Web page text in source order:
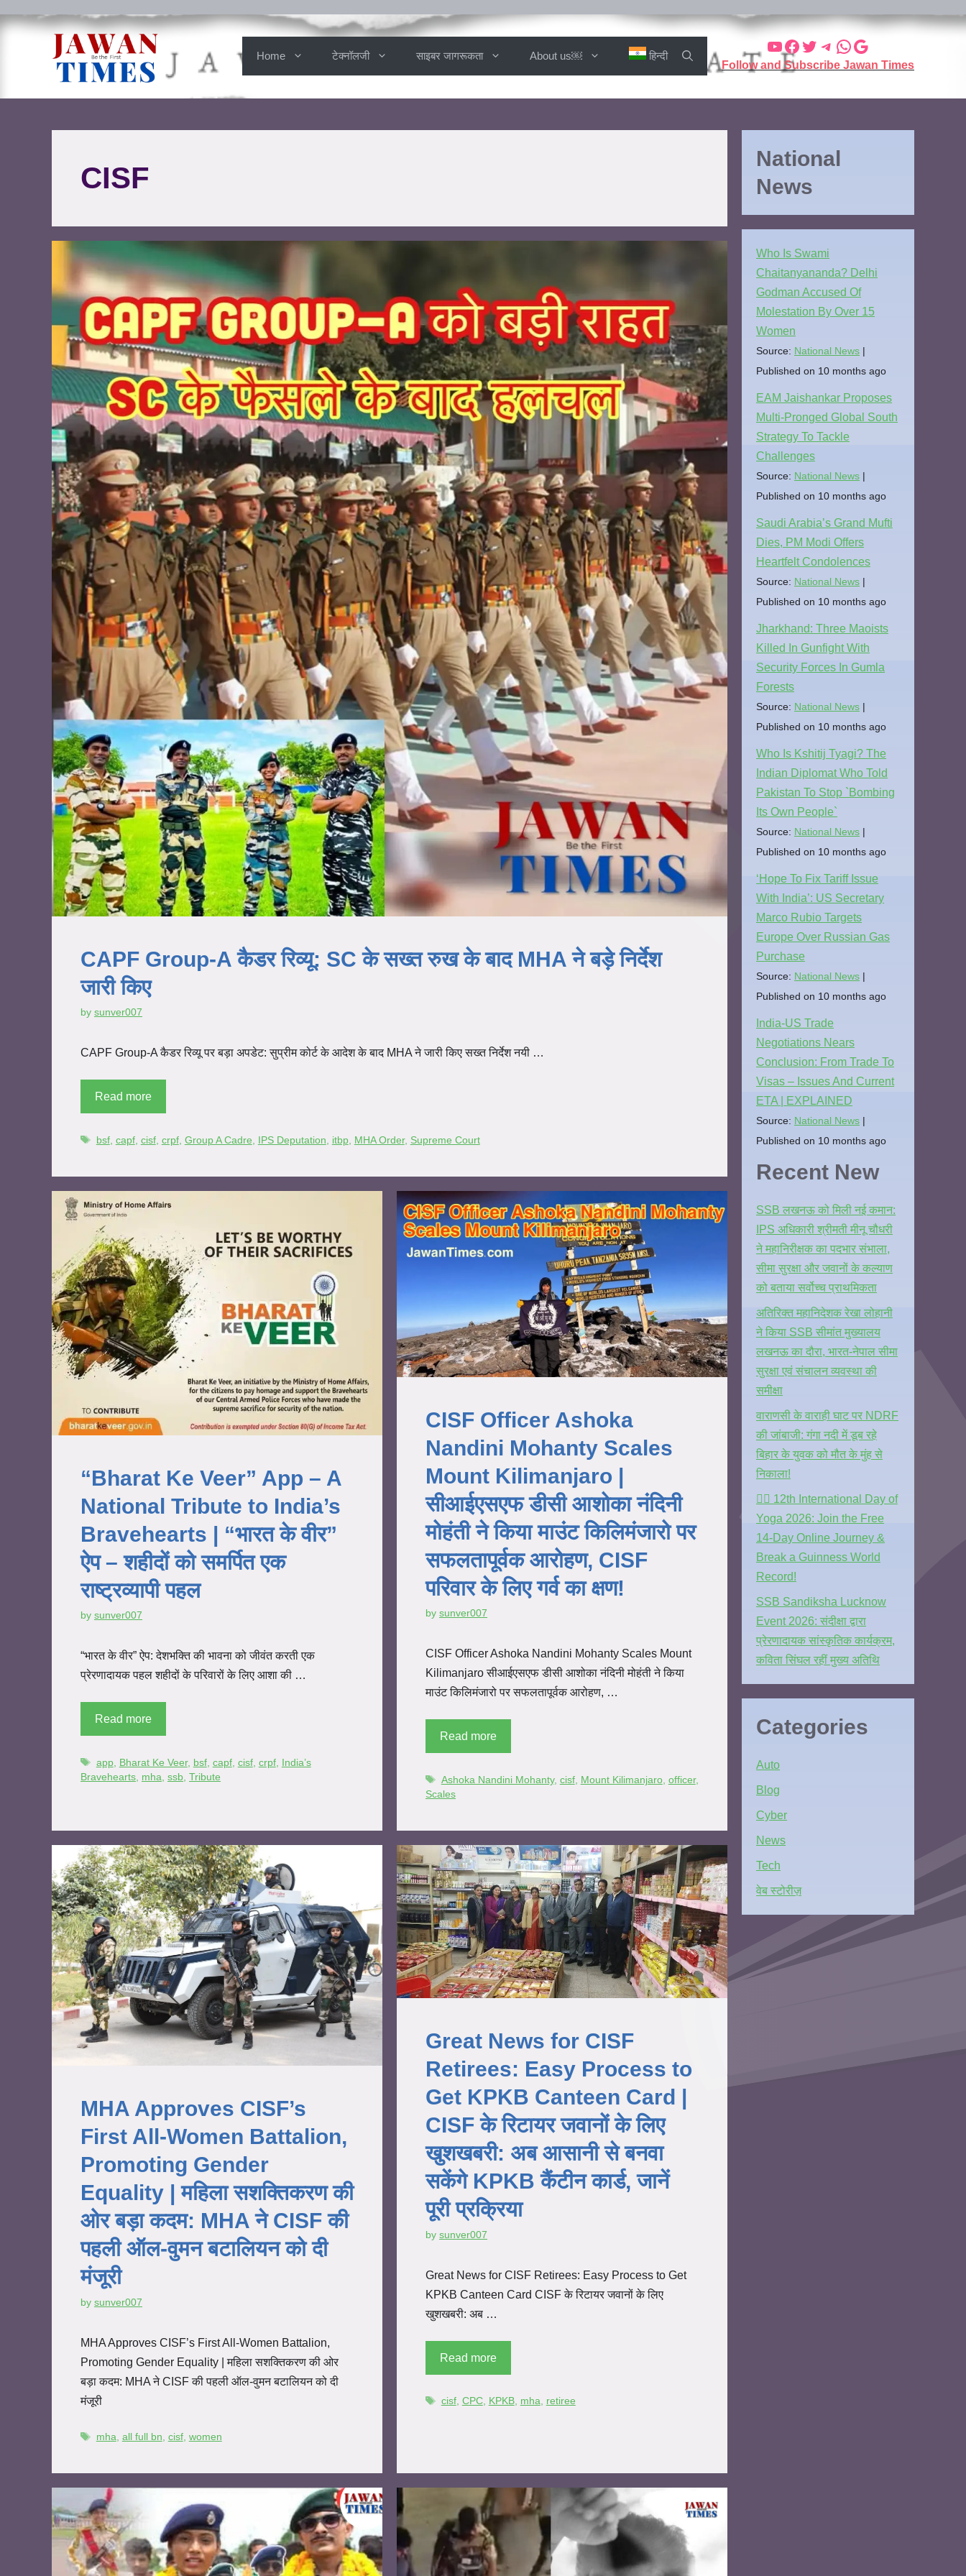
Home टेक्नॉलजी साइबर जागरूकता About us￼ हिन्दी
Follow and Subscribe Jawan Times
CISF
CAPF Group-A कैडर रिव्यू: SC के सख्त रुख के बाद MHA ने बड़े निर्देश
जारी किए
by sunver007
CAPF Group-A कैडर रिव्यू पर बड़ा अपडेट: सुप्रीम कोर्ट के आदेश के बाद MHA ने जारी किए सख्त निर्देश नयी …
Read more
bsf, capf, cisf, crpf, Group A Cadre IPS Deputation itbp, MHA Order, Supreme Court
“Bharat Ke Veer” App – A
National Tribute to India’s
Bravehearts | “भारत के वीर”
ऐप – शहीदों को समर्पित एक
राष्ट्रव्यापी पहल
by sunver007
“भारत के वीर” ऐप: देशभक्ति की भावना को जीवंत करती एक
प्रेरणादायक पहल शहीदों के परिवारों के लिए आशा की …
Read more
app, Bharat Ke Veer, bsf, capf, cisf, crpf, India’s
Bravehearts mha ssb Tribute
CISF Officer Ashoka
Nandini Mohanty Scales
Mount Kilimanjaro |
सीआईएसएफ डीसी आशोका नंदिनी
मोहंती ने किया माउंट किलिमंजारो पर
सफलतापूर्वक आरोहण, CISF
परिवार के लिए गर्व का क्षण!
by sunver007
CISF Officer Ashoka Nandini Mohanty Scales Mount
Kilimanjaro सीआईएसएफ डीसी आशोका नंदिनी मोहंती ने किया
माउंट किलिमंजारो पर सफलतापूर्वक आरोहण, …
Read more
Ashoka Nandini Mohanty, cisf, Mount Kilimanjaro, officer,
Scales
MHA Approves CISF’s
First All-Women Battalion,
Promoting Gender
Equality | महिला सशक्तिकरण की
ओर बड़ा कदम: MHA ने CISF की
पहली ऑल-वुमन बटालियन को दी
मंजूरी
by sunver007
MHA Approves CISF’s First All-Women Battalion,
Promoting Gender Equality | महिला सशक्तिकरण की ओर
बड़ा कदम: MHA ने CISF की पहली ऑल-वुमन बटालियन को दी
मंजूरी
mha, all full bn, cisf, women
Great News for CISF
Retirees: Easy Process to
Get KPKB Canteen Card |
CISF के रिटायर जवानों के लिए
खुशखबरी: अब आसानी से बनवा
सकेंगे KPKB कैंटीन कार्ड, जानें
पूरी प्रक्रिया
by sunver007
Great News for CISF Retirees: Easy Process to Get
KPKB Canteen Card CISF के रिटायर जवानों के लिए
खुशखबरी: अब …
Read more
cisf, CPC, KPKB, mha retiree
National
News
Who Is Swami
Chaitanyananda? Delhi
Godman Accused Of
Molestation By Over 15
Women
Source: National News
Published on 10 months ago
EAM Jaishankar Proposes
Multi-Pronged Global South
Strategy To Tackle
Challenges
Source: National News
Published on 10 months ago
Saudi Arabia’s Grand Mufti
Dies, PM Modi Offers
Heartfelt Condolences
Source: National News
Published on 10 months ago
Jharkhand: Three Maoists
Killed In Gunfight With
Security Forces In Gumla
Forests
Source: National News
Published on 10 months ago
Who Is Kshitij Tyagi? The
Indian Diplomat Who Told
Pakistan To Stop `Bombing
Its Own People`
Source: National News
Published on 10 months ago
‘Hope To Fix Tariff Issue
With India’: US Secretary
Marco Rubio Targets
Europe Over Russian Gas
Purchase
Source: National News
Published on 10 months ago
India-US Trade
Negotiations Nears
Conclusion: From Trade To
Visas – Issues And Current
ETA | EXPLAINED
Source: National News
Published on 10 months ago
Recent New
SSB लखनऊ को मिली नई कमान:
IPS अधिकारी श्रीमती मीनू चौधरी
ने महानिरीक्षक का पदभार संभाला,
सीमा सुरक्षा और जवानों के कल्याण
को बताया सर्वोच्च प्राथमिकता
अतिरिक्त महानिदेशक रेखा लोहानी
ने किया SSB सीमांत मुख्यालय
लखनऊ का दौरा, भारत-नेपाल सीमा
सुरक्षा एवं संचालन व्यवस्था की
समीक्षा
वाराणसी के वाराही घाट पर NDRF
की जांबाजी: गंगा नदी में डूब रहे
बिहार के युवक को मौत के मुंह से
निकाला!
🧘‍♂️ 12th International Day of
Yoga 2026: Join the Free
14-Day Online Journey &
Break a Guinness World
Record!
SSB Sandiksha Lucknow
Event 2026: संदीक्षा द्वारा
प्रेरणादायक सांस्कृतिक कार्यक्रम,
कविता सिंघल रहीं मुख्य अतिथि
Categories
Auto
Blog
Cyber
News
Tech
वेब स्टोरीज़